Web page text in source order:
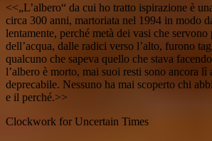
<<„L’albero“ da cui ho tratto ispirazione è
circa 300 anni, martoriata nel 1994 in modo
lentamente, perché metà dei vasi che
dell’acqua, dalle radici verso l’alto, furono
qualcuno che sapeva quello che stava
l’albero è morto, mai suoi resti sono ancora lì
deprecabile. Nessuno ha mai scoperto chi
e il perché.>>
Clockwork for Uncertain Times